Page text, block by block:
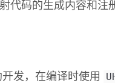
代码的生成内容和注
发，在编译时使用